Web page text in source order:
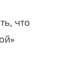
что